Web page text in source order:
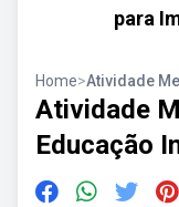
para
Home>Atividade
Atividade
Educação